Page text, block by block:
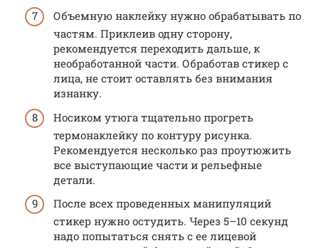
Объемную наклейку нужно обрабатывать по
частям. Приклеив одну сторону,
рекомендуется переходить дальше, к
необработанной части. Обработав стикер с
лица, не стоит оставлять без внимания
изнанку.
Носиком утюга тщательно прогреть
термонаклейку по контуру рисунка.
Рекомендуется несколько раз проутюжить
все выступающие части и рельефные
детали.
После всех проведенных манипуляций
стикер нужно остудить. Через 5–10 секунд
надо попытаться снять с ее лицевой